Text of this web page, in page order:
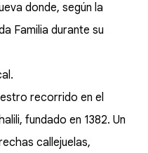
donde, según la
Familia durante su
recorrido en el
fundado en 1382. Un
callejuelas,